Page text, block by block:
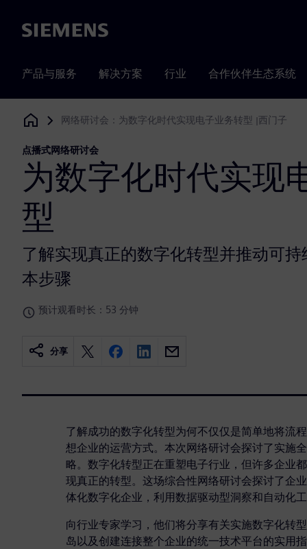
Siemens
产品与服务 解决方案 行业 合作伙伴生态系统
Siemens Digital Industries Software
网络研讨会：为数字化时代实现电子业务转型 |西门子
点播式网络研讨会
为数字化时代实现
型
了解实现真正的数字化转型并推动可
本步骤
预计观看时长：53 分钟
分享
了解成功的数字化转型为何不仅仅是简单地将流
想企业的运营方式。本次网络研讨会探讨了实施
略。数字化转型正在重塑电子行业，但许多企业
现真正的转型。这场综合性网络研讨会探讨了企
体化数字化企业，利用数据驱动型洞察和自动化
向行业专家学习，他们将分享有关实施数字化转
岛以及创建连接整个企业的统一技术平台的实用